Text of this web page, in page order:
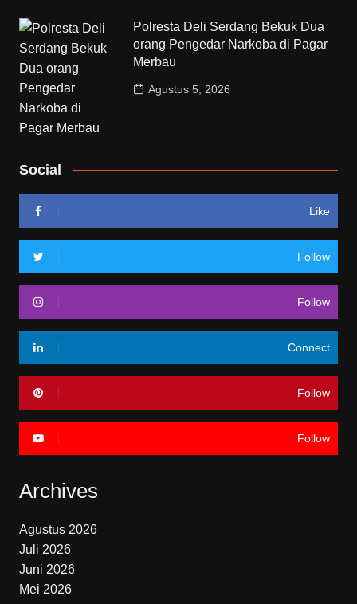
Polresta Deli Serdang Bekuk Dua
orang Pengedar Narkoba di Pagar
Merbau
Agustus 5, 2026
Social
Like
Follow
Follow
Connect
Follow
Follow
Archives
Agustus 2026
Juli 2026
Juni 2026
Mei 2026